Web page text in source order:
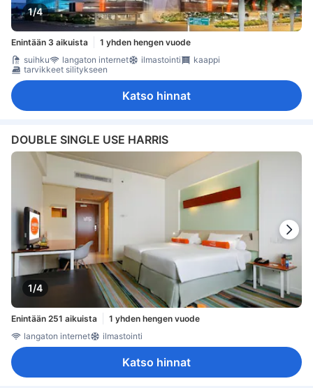
1/4
Enintään 3 aikuista
1 yhden hengen vuode
suihku
langaton internet ilmastointi
kaappi
tarvikkeet silitykseen
Katso hinnat
DOUBLE SINGLE USE HARRIS
1/4
Enintään 251 aikuista
1 yhden hengen vuode
langaton internet
ilmastointi
Katso hinnat